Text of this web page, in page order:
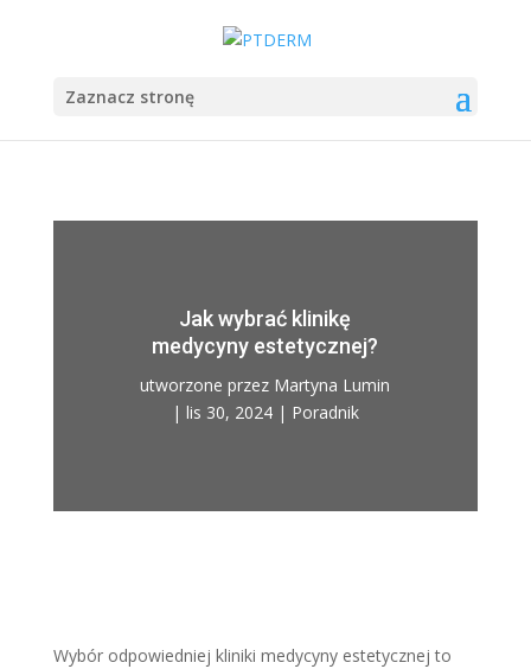
Zaznacz stronę
Jak wybrać klinikę
medycyny estetycznej?
utworzone przez Martyna Lumin
| lis 30, 2024| Poradnik
Wybór odpowiedniej kliniki medycyny estetycznej to